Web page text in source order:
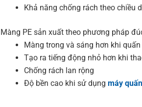
Khả năng chống rách theo chiều
Màng PE sản xuất theo phương pháp
Màng trong và sáng hơn khi quấn
Tạo ra tiếng động nhỏ hơn khi
Chống rách lan rộng
Độ bền cao khi sử dụng máy